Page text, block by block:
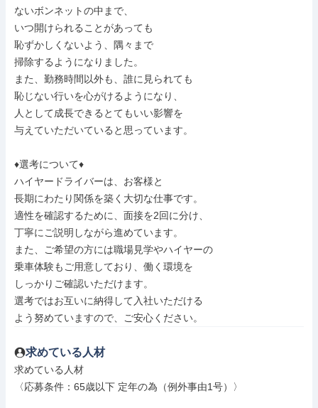
ないボンネットの中まで、
いつ開けられることがあっても
恥ずかしくないよう、隅々まで
掃除するようになりました。
また、勤務時間以外も、誰に見られても
恥じない行いを心がけるようになり、
人として成長できるとてもいい影響を
与えていただいていると思っています。
♦選考について♦
ハイヤードライバーは、お客様と
長期にわたり関係を築く大切な仕事です。
適性を確認するために、面接を2回に分け、
丁寧にご説明しながら進めています。
また、ご希望の方には職場見学やハイヤーの
乗車体験もご用意しており、働く環境を
しっかりご確認いただけます。
選考ではお互いに納得して入社いただける
よう努めていますので、ご安心ください。
求めている人材
求めている人材
〈応募条件：65歳以下 定年の為（例外事由1号）〉